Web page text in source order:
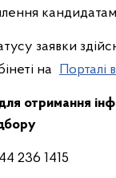
заявки
на Порталі
отримання
236 1415